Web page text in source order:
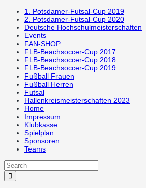
1. Potsdamer-Futsal-Cup 2019
2. Potsdamer-Futsal-Cup 2020
Deutsche Hochschulmeisterschaften
Events
FAN-SHOP
FLB-Beachsoccer-Cup 2017
FLB-Beachsoccer-Cup 2018
FLB-Beachsoccer-Cup 2019
Fußball Frauen
Fußball Herren
Futsal
Hallenkreismeisterschaften 2023
Home
Impressum
Klubkasse
Spielplan
Sponsoren
Teams